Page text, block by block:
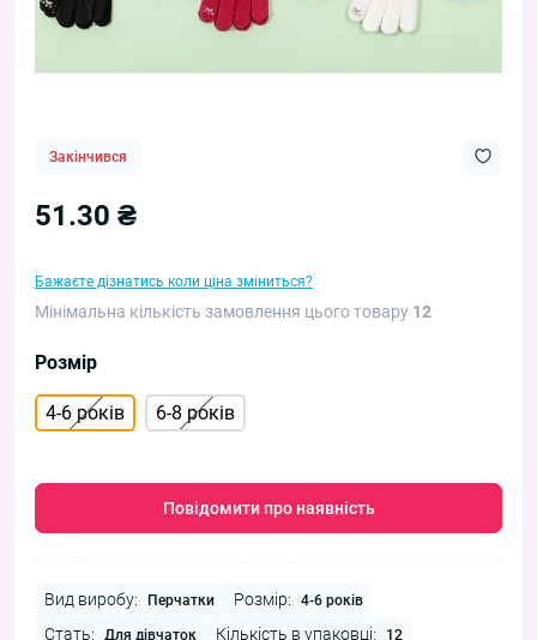
Закінчився
51.30 ₴
Бажаєте дізнатись коли ціна зміниться?
Мінімальна кількість замовлення цього товару 12
Розмір
4-6 років 6-8 років
Повідомити про наявність
Вид виробу: Перчатки Розмір: 4-6 років
Стать: Для дівчаток Кількість в упаковці: 12